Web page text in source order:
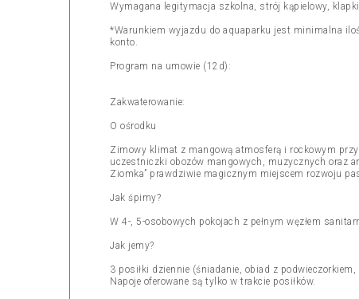
Wymagana legitymacja szkolna, strój kąpielowy,
*Warunkiem wyjazdu do aquaparku jest minimalna
konto.
Program na umowie (12d):
Zakwaterowanie:
O ośrodku
Zimowy klimat z mangową atmosferą i rockowym
uczestniczki obozów mangowych, muzycznych oraz
Ziomka” prawdziwie magicznym miejscem rozwoju
Jak śpimy?
W 4-, 5-osobowych pokojach z pełnym węzłem
Jak jemy?
3 posiłki dziennie (śniadanie, obiad z
Napoje oferowane są tylko w trakcie posiłków.